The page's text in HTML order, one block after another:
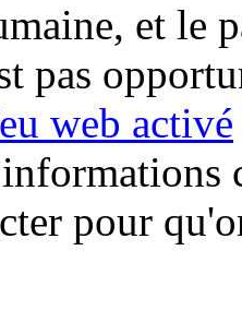
et le
pas
web activé
pour